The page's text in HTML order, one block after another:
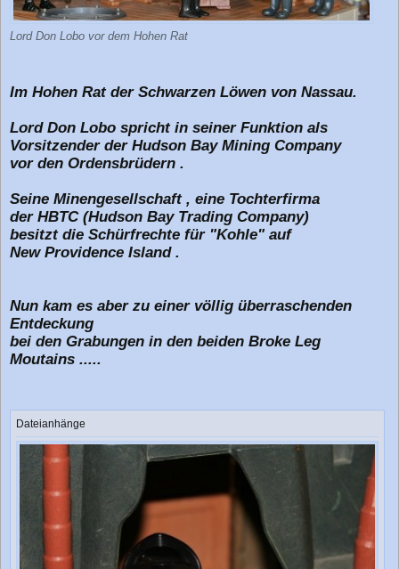
Lord Don Lobo vor dem Hohen Rat
Im Hohen Rat der Schwarzen Löwen von Nassau.
Lord Don Lobo spricht in seiner Funktion als
Vorsitzender der Hudson Bay Mining Company
vor den Ordensbrüdern .
Seine Minengesellschaft , eine Tochterfirma
der HBTC (Hudson Bay Trading Company)
besitzt die Schürfrechte für "Kohle" auf
New Providence Island .
Nun kam es aber zu einer völlig überraschenden
Entdeckung
bei den Grabungen in den beiden Broke Leg
Moutains .....
Dateianhänge